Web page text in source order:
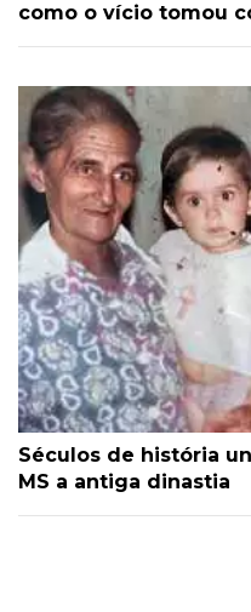
como o vício tomou
Séculos de história
MS a antiga dinastia